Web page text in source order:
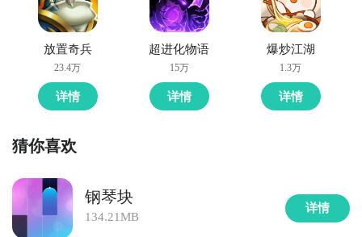
方法二： 下载九游APP，订阅钢琴块2自制版znmod的
开测提醒
放置奇兵
23.4万
详情
超进化物语
15万
详情
爆炒江湖
1.3万
详情
猜你喜欢
钢琴块
134.21MB
详情